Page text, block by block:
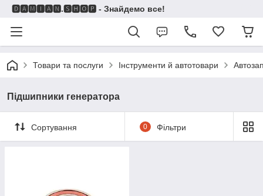
🅳🅰🅼🅸🅰🅽.🆂🅷🅾🅿 - Знайдемо все!
Товари та послуги Інструменти й автотовари
Підшипники генератора
Сортування 0 Фільтри